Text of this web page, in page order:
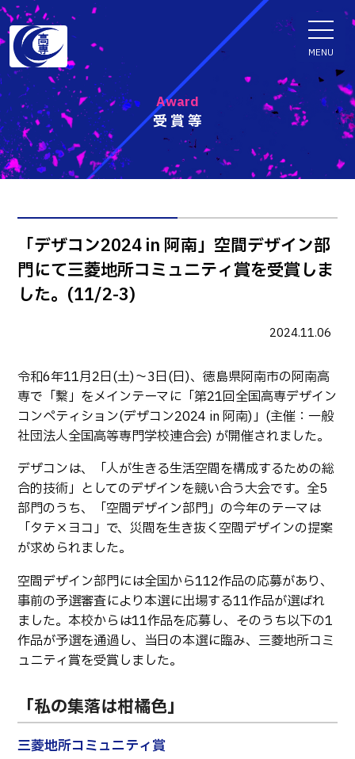
受賞等
Award
「デザコン2024 in 阿南」空間デザイン部
門にて三菱地所コミュニティ賞を受賞しま
した。(11/2-3)
2024.11.06
令和6年11月2日(土)～3日(日)、徳島県阿南市の阿南高
専で「繋」をメインテーマに「第21回全国高専デザイン
コンペティション(デザコン2024 in 阿南)」(主催：一般
社団法人全国高等専門学校連合会) が開催されました。
デザコンは、「人が生きる生活空間を構成するための総
合的技術」としてのデザインを競い合う大会です。全5
部門のうち、「空間デザイン部門」の今年のテーマは
「タテ×ヨコ」で、災間を生き抜く空間デザインの提案
が求められました。
空間デザイン部門には全国から112作品の応募があり、
事前の予選審査により本選に出場する11作品が選ばれ
ました。本校からは11作品を応募し、そのうち以下の1
作品が予選を通過し、当日の本選に臨み、三菱地所コミ
ュニティ賞を受賞しました。
「私の集落は柑橘色」
三菱地所コミュニティ賞
MENU
ENGLISH
学科・専攻科
電子情報学系学科
知能制御情報工学科
情報工学科
融合・複合工学系学科
機械知能システム工学科
基幹教育科
専攻科
生産システム工学専攻
入試情報
入試速報
入学者選抜検査 情報
オープンキャンパス等
進学の手引き
入学料および授業料
受験生向け 熊本高専 Q&A
熊本高専が運用するWebサイト・SNS・動画チャネ
ル等
お知らせ
学校概要
交通アクセス
教員紹介
学生生活
国際交流
受賞等
活動報告
ご寄付・ネーミングライ
ツ等
キャリア関係
図書館
アントレプレナーシップ
公開情報
その他
転職・Uターン就職
お問い合わせ
在校生・保護者の方へ
卒業生の方へ
教職員向け